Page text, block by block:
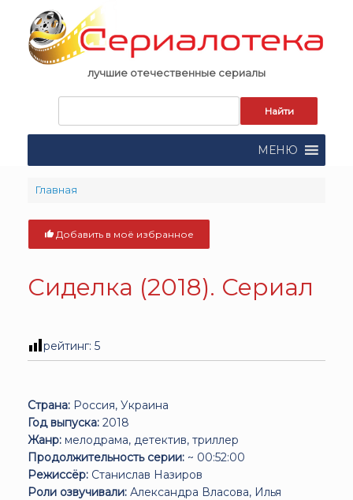
content
лучшие отечественные сериалы
поиска:
МЕНЮ
Главная
Добавить в моё избранное
Сиделка (2018). Сериал
рейтинг: 5
Страна: Россия, Украина
Год выпуска: 2018
Жанр: мелодрама, детектив, триллер
Продолжительность серии: ~ 00:52:00
Режиссёр: Станислав Назиров
Роли озвучивали: Александра Власова, Илья